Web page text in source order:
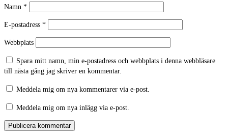
Namn *
E-postadress *
Webbplats
Spara mitt namn, min e-postadress och webbplats i denna webbläsare
till nästa gång jag skriver en kommentar.
Meddela mig om nya kommentarer via e-post.
Meddela mig om nya inlägg via e-post.